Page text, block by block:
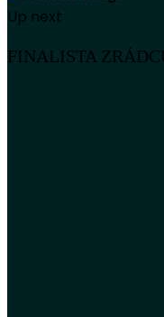
Up next
FINALISTA